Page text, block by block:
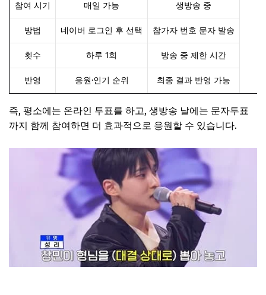
참여 시기 매일 가능 생방송 중
방법 네이버 로그인 후 선택 참가자 번호 문자 발송
횟수 하루 1회 방송 중 제한 시간
반영 응원·인기 순위 최종 결과 반영 가능
즉, 평소에는 온라인 투표를 하고, 생방송 날에는 문자투표
까지 함께 참여하면 더 효과적으로 응원할 수 있습니다.